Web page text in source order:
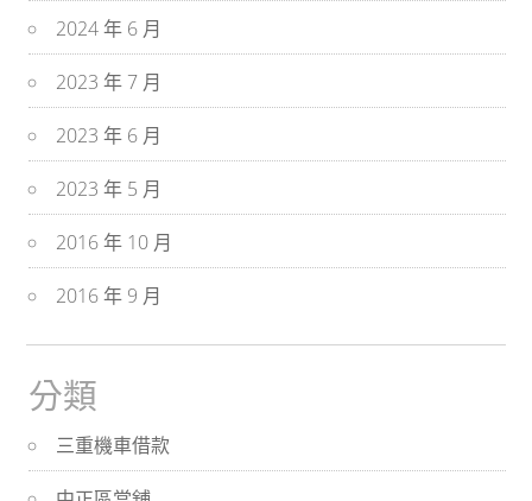
2024 年 6 月
2023 年 7 月
2023 年 6 月
2023 年 5 月
2016 年 10 月
2016 年 9 月
分類
三重機車借款